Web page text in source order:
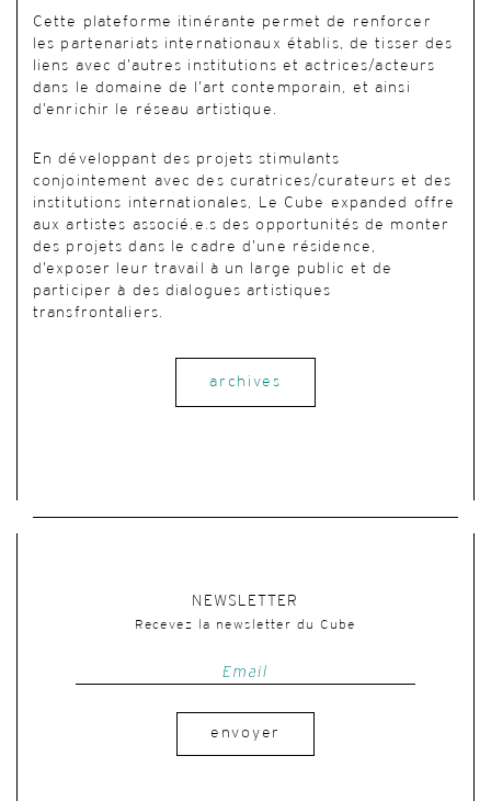
Cette plateforme itinérante permet de renforcer
les partenariats internationaux établis, de tisser des
liens avec d’autres institutions et actrices/acteurs
dans le domaine de l’art contemporain, et ainsi
d’enrichir le réseau artistique.
En développant des projets stimulants
conjointement avec des curatrices/curateurs et des
institutions internationales, Le Cube expanded offre
aux artistes associé.e.s des opportunités de monter
des projets dans le cadre d’une résidence,
d’exposer leur travail à un large public et de
participer à des dialogues artistiques
transfrontaliers.
archives
NEWSLETTER
Recevez la newsletter du Cube
envoyer